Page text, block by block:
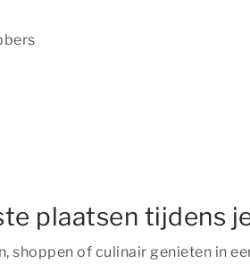
plaatsen tijdens
shoppen of culinair genieten in